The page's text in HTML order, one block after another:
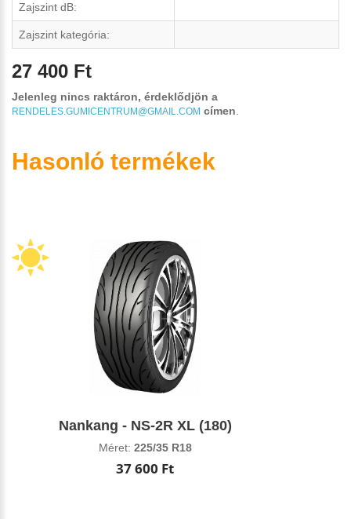
Zajszint dB:
Zajszint kategória:
27 400 Ft
Jelenleg nincs raktáron, érdeklődjön a
RENDELES.GUMICENTRUM@GMAIL.COM címen
Hasonló termékek
Nankang - NS-2R XL (180)
Méret: 225/35 R18
37 600 Ft